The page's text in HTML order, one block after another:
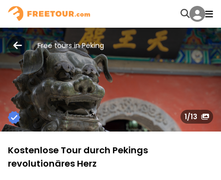
Free tours in Peking
1/13
Kostenlose Tour durch Pekings
revolutionäres Herz